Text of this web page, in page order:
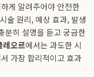
게 알려주어야 안전한
술 원리, 예상 효과, 발생
분히 설명을 듣고 궁금한
레오르에서는 과도한 시
가장 합리적이고 효과